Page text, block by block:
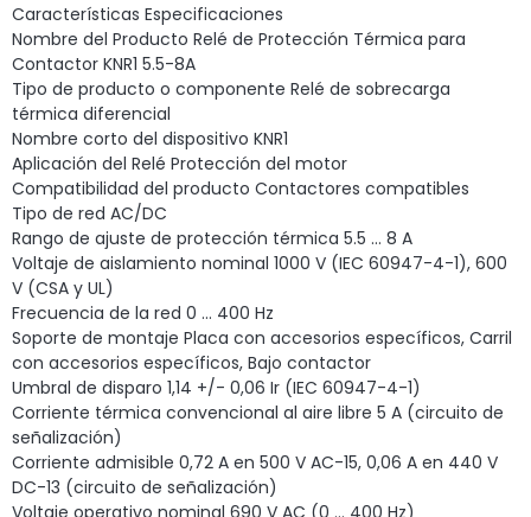
Características Especificaciones
Nombre del Producto Relé de Protección Térmica para
Contactor KNR1 5.5-8A
Tipo de producto o componente Relé de sobrecarga
térmica diferencial
Nombre corto del dispositivo KNR1
Aplicación del Relé Protección del motor
Compatibilidad del producto Contactores compatibles
Tipo de red AC/DC
Rango de ajuste de protección térmica 5.5 … 8 A
Voltaje de aislamiento nominal 1000 V (IEC 60947-4-1), 600
V (CSA y UL)
Frecuencia de la red 0 … 400 Hz
Soporte de montaje Placa con accesorios específicos, Carril
con accesorios específicos, Bajo contactor
Umbral de disparo 1,14 +/- 0,06 Ir (IEC 60947-4-1)
Corriente térmica convencional al aire libre 5 A (circuito de
señalización)
Corriente admisible 0,72 A en 500 V AC-15, 0,06 A en 440 V
DC-13 (circuito de señalización)
Voltaje operativo nominal 690 V AC (0 … 400 Hz)